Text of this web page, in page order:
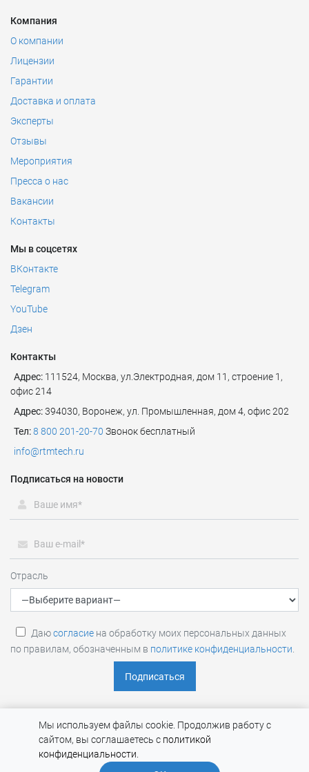
Мы используем файлы cookie. Продолжив работу с
сайтом, вы соглашаетесь с политикой
конфиденциальности
Компания
О компании
Лицензии
Гарантии
Доставка и оплата
Эксперты
Отзывы
Мероприятия
Пресса о нас
Вакансии
Контакты
Мы в соцсетях
ВКонтакте
Telegram
YouTube
Дзен
Контакты
Адрес: 111524, Москва, ул.Электродная, дом 11, строение 1,
офис 214
Адрес:394030, Воронеж, ул. Промышленная, дом 4, офис 202
Тел:8 800 201-20-70 Звонок бесплатный
info@rtmtech.ru
Подписаться на новости
Отрасль
Даюсогласие на обработку моих персональных данных
по правилам, обозначенным в политике конфиденциальности
RTM Group (RTM TECHNOLOGIES) © 2026 |Политика обработки
и конфиденциальности персональных данных